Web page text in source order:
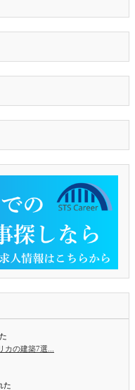
の建築7選...
た